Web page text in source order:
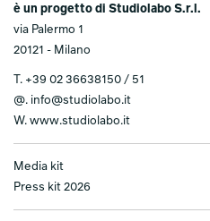
è un progetto di Studiolabo S.r.l.
via Palermo 1
20121 - Milano
T. +39 02 36638150 / 51
@. info@studiolabo.it
W. www.studiolabo.it
Media kit
Press kit 2026